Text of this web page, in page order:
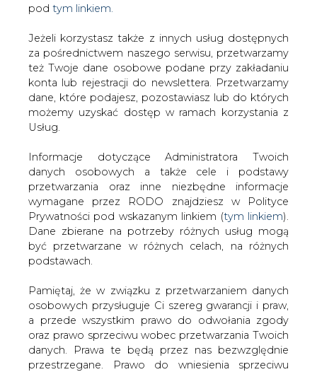
WŁĄCZ CIRE.TV
pod tym linkiem.
Jeżeli korzystasz także z innych usług dostępnych
za pośrednictwem naszego serwisu, przetwarzamy
też Twoje dane osobowe podane przy zakładaniu
konta lub rejestracji do newslettera. Przetwarzamy
dane, które podajesz, pozostawiasz lub do których
możemy uzyskać dostęp w ramach korzystania z
Usług.
Informacje dotyczące Administratora Twoich
danych osobowych a także cele i podstawy
przetwarzania oraz inne niezbędne informacje
wymagane przez RODO znajdziesz w Polityce
Prywatności pod wskazanym linkiem (tym linkiem).
Dane zbierane na potrzeby różnych usług mogą
być przetwarzane w różnych celach, na różnych
podstawach.
Pamiętaj, że w związku z przetwarzaniem danych
osobowych przysługuje Ci szereg gwarancji i praw,
a przede wszystkim prawo do odwołania zgody
oraz prawo sprzeciwu wobec przetwarzania Twoich
danych. Prawa te będą przez nas bezwzględnie
przestrzegane. Prawo do wniesienia sprzeciwu
Strona główna
SERWIS INFORMACYJNY CIRE
(CIRE) Nowy Prezes Elektrociepłowni
Warszawskich S.A.
drukuj
skomentuj
udostępnij
(CIRE) Nowy Prezes